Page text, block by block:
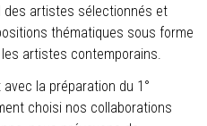
des artistes sélectionnés et
thématiques sous forme
artistes contemporains.
la préparation du 1°
choisi nos collaborations